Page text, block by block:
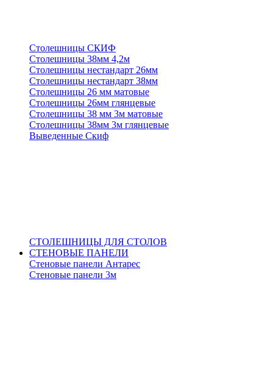
Столешницы СКИФ
Столешницы 38мм 4,2м
Столешницы нестандарт 26мм
Столешницы нестандарт 38мм
Столешницы 26 мм матовые
Столешницы 26мм глянцевые
Столешницы 38 мм 3м матовые
Столешницы 38мм 3м глянцевые
Выведенные Скиф
СТОЛЕШНИЦЫ ДЛЯ СТОЛОВ
СТЕНОВЫЕ ПАНЕЛИ
Стеновые панели Антарес
Стеновые панели 3м